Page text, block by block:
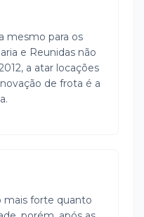
mesmo para os
e Reunidas não
a atar locações
de frota é a
mais forte quanto